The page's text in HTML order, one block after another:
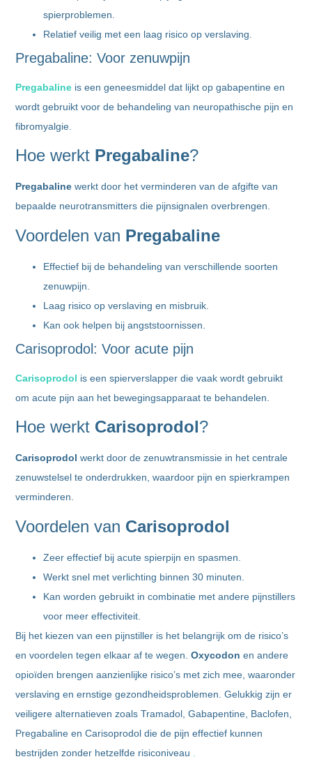
spierproblemen.
Relatief veilig met een laag risico op verslaving.
Pregabaline: Voor zenuwpijn
Pregabaline is een geneesmiddel dat lijkt op gabapentine en
wordt gebruikt voor de behandeling van neuropathische pijn en
fibromyalgie.
Hoe werkt Pregabaline?
Pregabaline werkt door het verminderen van de afgifte van
bepaalde neurotransmitters die pijnsignalen overbrengen.
Voordelen van Pregabaline
Effectief bij de behandeling van verschillende soorten
zenuwpijn.
Laag risico op verslaving en misbruik.
Kan ook helpen bij angststoornissen.
Carisoprodol: Voor acute pijn
Carisoprodol is een spierverslapper die vaak wordt gebruikt
om acute pijn aan het bewegingsapparaat te behandelen.
Hoe werkt Carisoprodol?
Carisoprodol werkt door de zenuwtransmissie in het centrale
zenuwstelsel te onderdrukken, waardoor pijn en spierkrampen
verminderen.
Voordelen van Carisoprodol
Zeer effectief bij acute spierpijn en spasmen.
Werkt snel met verlichting binnen 30 minuten.
Kan worden gebruikt in combinatie met andere pijnstillers
voor meer effectiviteit.
Bij het kiezen van een pijnstiller is het belangrijk om de risico’s
en voordelen tegen elkaar af te wegen.Oxycodon en andere
opioïden brengen aanzienlijke risico’s met zich mee, waaronder
verslaving en ernstige gezondheidsproblemen. Gelukkig zijn er
veiligere alternatieven zoals Tramadol, Gabapentine, Baclofen,
Pregabaline en Carisoprodol die de pijn effectief kunnen
bestrijden zonder hetzelfde risiconiveau